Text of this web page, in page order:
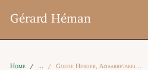
Gérard Héman
Home Goede Herder, Altaarretabel